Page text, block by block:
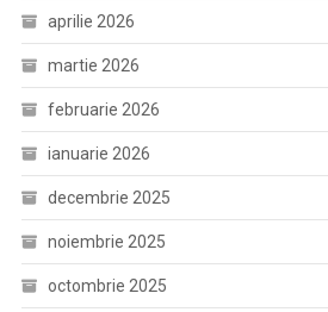
aprilie 2026
martie 2026
februarie 2026
ianuarie 2026
decembrie 2025
noiembrie 2025
octombrie 2025